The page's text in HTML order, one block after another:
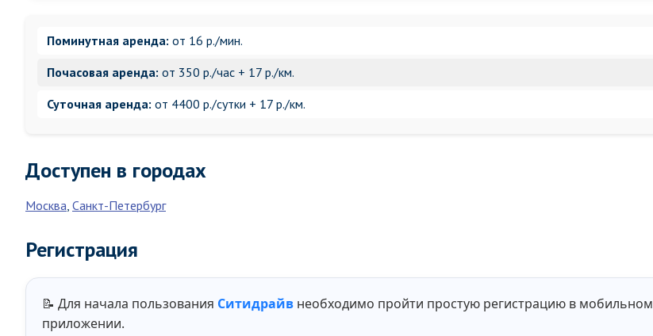
Поминутная аренда: от 16 р./мин.
Почасовая аренда: от 350 р./час + 17 р./км.
Суточная аренда: от 4400 р./сутки + 17 р./км.
Доступен в городах
Москва, Санкт-Петербург
Регистрация
📝 Для начала пользования Ситидрайв необходимо пройти простую регистрацию в мобильном
приложении.